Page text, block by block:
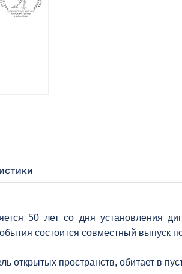
50 лет со дня установления
состоится совместный выпуск
открытых пространств, обитает в